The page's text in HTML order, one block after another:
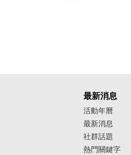
最新消息
活動年曆
最新消息
社群話題
熱門關鍵字